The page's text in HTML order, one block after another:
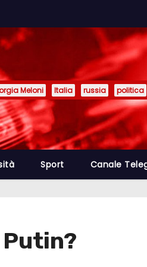
Meloni Italia russia politica
Sport Canale